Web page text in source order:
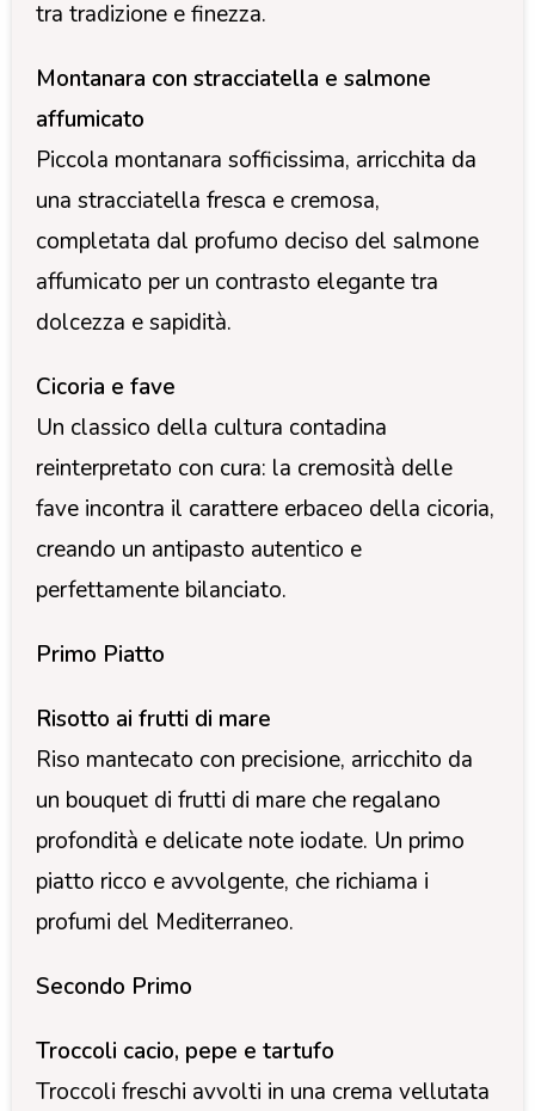
tra tradizione e finezza.
Montanara con stracciatella e salmone
affumicato
Piccola montanara sofficissima, arricchita da
una stracciatella fresca e cremosa,
completata dal profumo deciso del salmone
affumicato per un contrasto elegante tra
dolcezza e sapidità.
Cicoria e fave
Un classico della cultura contadina
reinterpretato con cura: la cremosità delle
fave incontra il carattere erbaceo della cicoria,
creando un antipasto autentico e
perfettamente bilanciato.
Primo Piatto
Risotto ai frutti di mare
Riso mantecato con precisione, arricchito da
un bouquet di frutti di mare che regalano
profondità e delicate note iodate. Un primo
piatto ricco e avvolgente, che richiama i
profumi del Mediterraneo.
Secondo Primo
Troccoli cacio, pepe e tartufo
Troccoli freschi avvolti in una crema vellutata